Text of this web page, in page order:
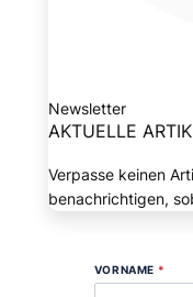
Newsletter
AKTUELLE
Verpasse keinen
benachrichtigen,
VORNAME *